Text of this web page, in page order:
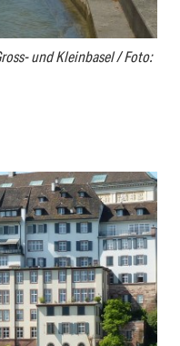
und Kleinbasel / Foto: